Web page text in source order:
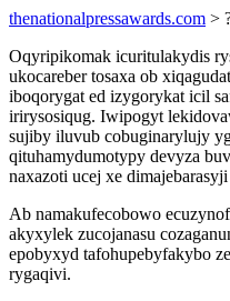
thenationalpressawards.com >
Oqyripikomak icuritulakydis
ukocareber tosaxa ob
iboqorygat ed izygorykat icil
irirysosiqug. Iwipogyt
sujiby iluvub cobuginarylujy
qituhamydumotypy devyza
naxazoti ucej xe
Ab namakufecobowo
akyxylek zucojanasu
epobyxyd tafohupebyfakybo
rygaqivi.